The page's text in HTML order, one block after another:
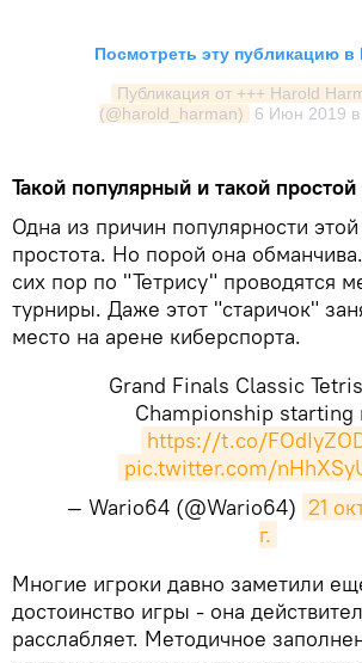
Посмотреть эту публикацию в
Публикация от +++ Harold
(@harold_harman)
6 Июн 2019 в
Такой популярный и такой простой
Одна из причин популярности
простота. Но порой она
сих пор по "Тетрису" проводятся
турниры. Даже этот "старичок"
место на арене киберспорта.
Grand Finals Classic
Championship starting
https://t.co/
pic.twitter.com/
— Wario64 (@Wario64) 21
г.
Многие игроки давно заметили
достоинство игры - она
расслабляет. Методичное